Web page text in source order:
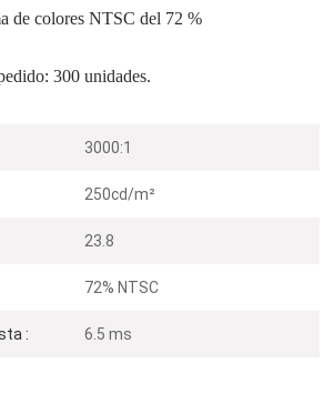
de colores NTSC del 72 %
300 unidades.
3000:1
250cd/m²
23.8
72% NTSC
: 6.5 ms